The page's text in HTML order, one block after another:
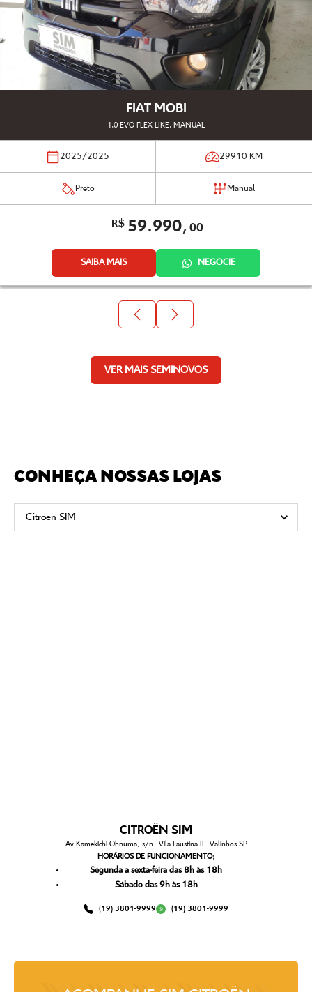
FIAT MOBI
1.0 EVO FLEX LIKE. MANUAL
2025/2025 29910 KM
Preto Manual
R$59.990, 00
SAIBA MAIS NEGOCIE
VER MAIS SEMINOVOS
CONHEÇA NOSSAS LOJAS
CITROËN SIM
Av Kamekichi Ohnuma, s/n - Vila Faustina II - Valinhos SP
HORÁRIOS DE FUNCIONAMENTO:
Segunda a sexta-feira das 8h às 18h
Sábado das 9h às 18h
(19) 3801-9999 (19) 3801-9999